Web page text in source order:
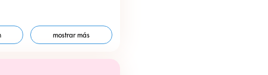
mostrar más